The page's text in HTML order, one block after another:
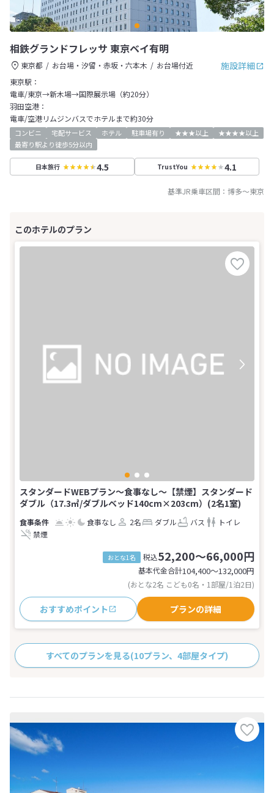
相鉄グランドフレッサ 東京ベイ有明
施設詳細
東京都 お台場・汐留・赤坂・六本木
お台場付近
東京駅：
電車/東京→新木場→国際展示場（約20分）
羽田空港：
電車/空港リムジンバスでホテルまで約30分
コンビニ 宅配サービス ホテル 駐車場有り ★★★以上
★★★★以上
最寄り駅より徒歩5分以内
日本旅行 4.5 TrustYou 4.1
基準JR乗車区間： 博多～東京
スタンダードWEBプラン～食事なし～【禁煙】スタンダード
ダブル（17.3㎡/ダブルベッド140cm×203cm）(2名1室)
食事なし 2名 ダブル バス
トイレ
禁煙
おとな1名 税込52,200～66,000円
基本代金合計104,400〜132,000円
(おとな2名 こども0名・1部屋/1泊2日)
おすすめポイント プランの詳細
すべてのプランを見る(10プラン、4部屋タイプ)